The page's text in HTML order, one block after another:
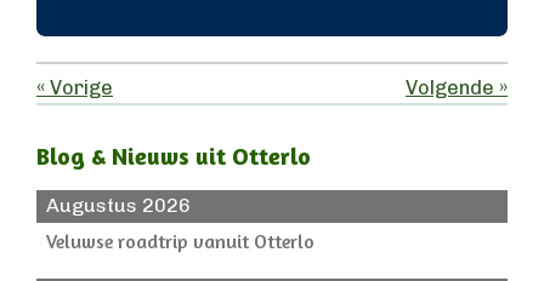
« Vorige Volgende »
Blog & Nieuws uit Otterlo
Augustus 2026
Veluwse roadtrip vanuit Otterlo